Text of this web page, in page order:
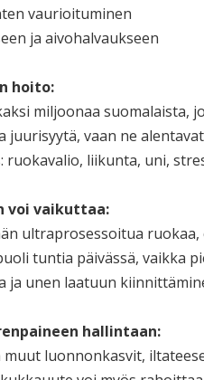
vaurioituminen
ja aivohalvaukseen
hoito:
miljoonaa suomalaista,
juurisyytä, vaan ne
ruokavalio, liikunta, uni,
voi vaikuttaa:
ultraprosessoitua
tuntia päivässä, vaikka
ja unen laatuun
hallintaan:
luonnonkasvit,